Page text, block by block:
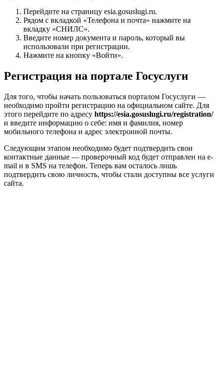
Перейдите на страницу esia.gosuslugi.ru.
Рядом с вкладкой «Телефона и почта» нажмите на
вкладку «СНИЛС».
Введите номер документа и пароль, который вы
использовали при регистрации.
Нажмите на кнопку «Войти».
Регистрация на портале Госуслуги
Для того, чтобы начать пользоваться порталом Госуслуги —
необходимо пройти регистрацию на официальном сайте. Для
этого перейдите по адресу https://esia.gosuslugi.ru/registration/
и введите информацию о себе: имя и фамилия, номер
мобильного телефона и адрес электронной почты.
Следующим этапом необходимо будет подтвердить свои
контактные данные — проверочный код будет отправлен на e-
mail и в SMS на телефон. Теперь вам осталось лишь
подтвердить свою личность, чтобы стали доступны все услуги
сайта.